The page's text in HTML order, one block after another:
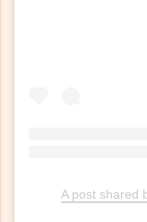
A post shared